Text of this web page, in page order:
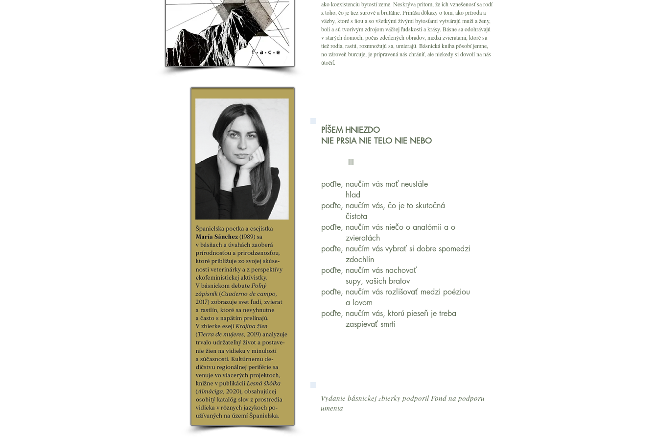
ako koexistenciu bytostí zeme. Neskrýva pritom, že ich vznešenosť sa rodí
z toho, čo je tiež surové a brutálne. Prináša dôkazy o tom, ako príroda a
väzby, ktoré s ňou a so všetkými živými bytosťami vytvárajú muži a ženy,
boli a sú tvorivým zdrojom väčšej ľudskosti a krásy. Básne sa odohrávajú
v starých domoch, počas zdedených obradov, medzi zvieratami, ktoré sa
tiež rodia, rastú, rozmnožujú sa, umierajú. Básnická kniha pôsobí jemne,
no zároveň burcuje, je pripravená nás chrániť, ale niekedy si dovolí na nás
útočiť.
PÍŠEM HNIEZDO
NIE PRSIA NIE TELO NIE NEBO
III
poďte, naučím vás mať neustále
hlad
poďte, naučím vás, čo je to skutočná
čistota
poďte, naučím vás niečo o anatómii a o
zvieratách
poďte, naučím vás vybrať si dobre spomedzi
zdochlín
poďte, naučím vás nachovať
supy, vašich bratov
poďte, naučím vás rozlišovať medzi poéziou
a lovom
poďte, naučím vás, ktorú pieseň je treba
zaspievať smrti
Vydanie básnickej zbierky podporil Fond na podporu
umenia